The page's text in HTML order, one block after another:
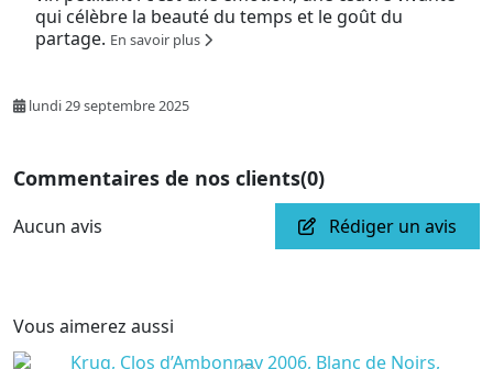
qui célèbre la beauté du temps et le goût du
partage. En savoir plus
lundi 29 septembre 2025
Commentaires de nos clients(0)
Aucun avis Rédiger un avis
Vous aimerez aussi